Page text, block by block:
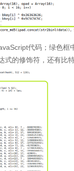
代码；绿色框
式的修饰符，还有比